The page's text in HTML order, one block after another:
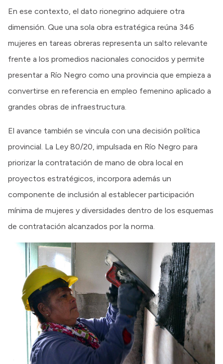
En ese contexto, el dato rionegrino adquiere otra
dimensión. Que una sola obra estratégica reúna 346
mujeres en tareas obreras representa un salto relevante
frente a los promedios nacionales conocidos y permite
presentar a Río Negro como una provincia que empieza a
convertirse en referencia en empleo femenino aplicado a
grandes obras de infraestructura.
El avance también se vincula con una decisión política
provincial. La Ley 80/20, impulsada en Río Negro para
priorizar la contratación de mano de obra local en
proyectos estratégicos, incorpora además un
componente de inclusión al establecer participación
mínima de mujeres y diversidades dentro de los esquemas
de contratación alcanzados por la norma.